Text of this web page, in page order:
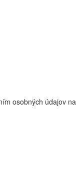
osobných údajov na